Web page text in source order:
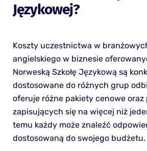
Językowej?
Koszty uczestnictwa w
angielskiego w biznesie
Norweską Szkołę Językową są
dostosowane do różnych grup
oferuje różne pakiety cenowe oraz
zapisujących się na więcej niż
temu każdy może znaleźć
dostosowaną do swojego budżetu.